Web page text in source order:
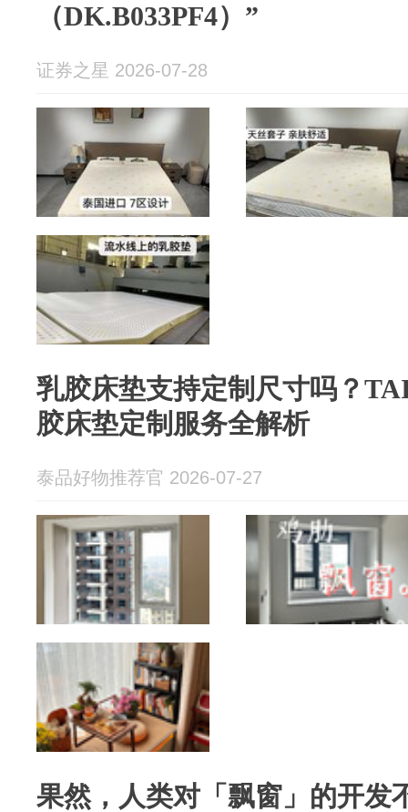
（DK.B033PF4）”
证券之星 2026-07-28
乳胶床垫支持定制尺寸吗？
胶床垫定制服务全解析
泰品好物推荐官 2026-07-27
果然，人类对「飘窗」的开发